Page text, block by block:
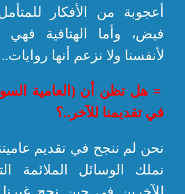
أعجوبة من الأفكار
فيض، وأما الهتافية فهي
لأنفسنا ولا نزعم أنها روايات..
= هل تظن أن (العامية
في تقديمنا للآخر..؟
نحن لم ننجح في تقديم
نملك الوسائل الملائمة